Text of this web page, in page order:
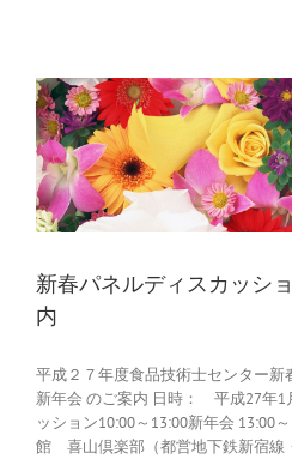
新春パネルディスカッシ
内
平成２７年度食品技術士センター新
新年会 のご案内 日時： 平成27年1
ッション10:00～13:00新年会 13:00
館 喜山倶楽部（都営地下鉄新宿線